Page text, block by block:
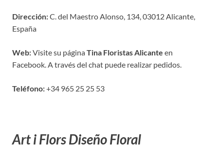
Dirección:C. del Maestro Alonso, 134, 03012 Alicante,
España
Web:Visite su páginaTina Floristas Alicante en
Facebook. A través del chat puede realizar pedidos.
Teléfono:+34 965 25 25 53
Art i Flors Diseño Floral